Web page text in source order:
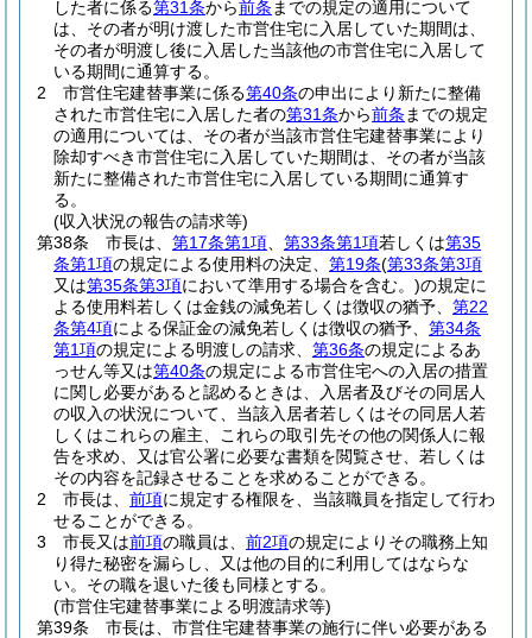
した者に係る第31条から前条 までの規定の適用について
は、その者が明け渡した市営住宅に入居していた期間は、
その者が明渡し後に入居した当該他の市営住宅に入居して
いる期間に通算する。
2
市営住宅建替事業に係る第40条の申出により新たに整備
された市営住宅に入居した者の第31条から前条 までの規定
の適用については、その者が当該市営住宅建替事業により
除却すべき市営住宅に入居していた期間は、その者が当該
新たに整備された市営住宅に入居している期間に通算す
る。
(収入状況の報告の請求等)
第38条
市長は、 第17条第1項 第33条第1項若しくは第35
条第1項の規定による使用料の決定、 第19条(第33条第3項
又は第35条第3項において準用する場合を含む。)の規定に
よる使用料若しくは金銭の減免若しくは徴収の猶予、 第22
条第4項による保証金の減免若しくは徴収の猶予、 第34条
第1項の規定による明渡しの請求、 第36条の規定によるあ
っせん等又は第40条の規定による市営住宅への入居の措置
に関し必要があると認めるときは、入居者及びその同居人
の収入の状況について、当該入居者若しくはその同居人若
しくはこれらの雇主、これらの取引先その他の関係人に報
告を求め、又は官公署に必要な書類を閲覧させ、若しくは
その内容を記録させることを求めることができる。
2
市長は、 前項に規定する権限を、当該職員を指定して行わ
せることができる。
3
市長又は前項の職員は、 前2項の規定によりその職務上知
り得た秘密を漏らし、又は他の目的に利用してはならな
い。 その職を退いた後も同様とする。
(市営住宅建替事業による明渡請求等)
第39条
市長は、市営住宅建替事業の施行に伴い必要がある